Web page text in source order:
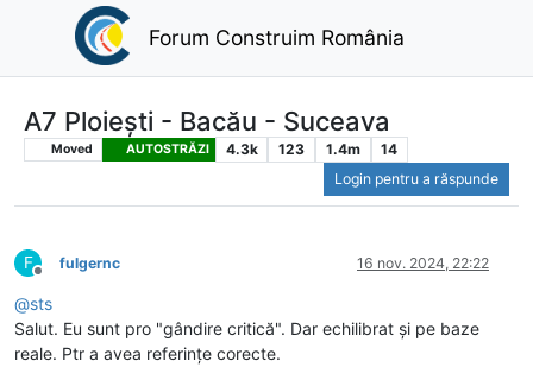
Forum Construim România
A7 Ploiești - Bacău - Suceava
Moved AUTOSTRĂZI 4.3k 123 1.4m
14
Login pentru a răspunde
F
Deconectat
fulgernc 16 nov. 2024, 22:22
@sts
Salut. Eu sunt pro "gândire critică". Dar echilibrat și pe baze
reale. Ptr a avea referințe corecte.